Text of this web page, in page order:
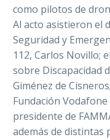
como pilotos de
Al acto asistieron el
Seguridad y
112, Carlos Novillo;
sobre Discapacidad
Giménez de
Fundación
presidente de
además de distintas